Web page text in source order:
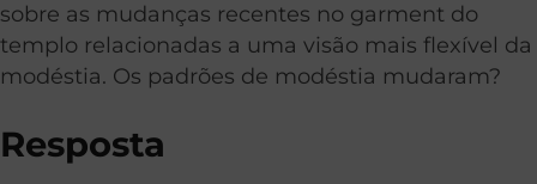
sobre as mudanças recentes no garment do
templo relacionadas a uma visão mais flexível da
modéstia. Os padrões de modéstia mudaram?
Resposta